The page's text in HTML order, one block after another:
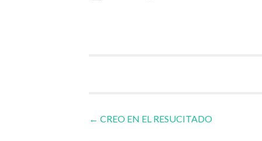
Navegador
← CREO EN EL RESUCITADO